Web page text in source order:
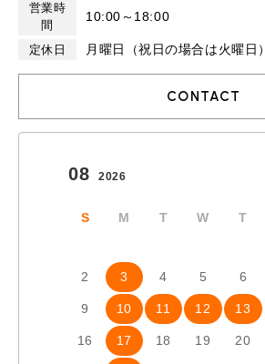
営業時
間
10:00～18:00
定休日 月曜日（祝日の場合は火曜日）
CONTACT
08 2026
S M T W T
2 3 4 5 6
9 10 11 12 13
16 17 18 19 20